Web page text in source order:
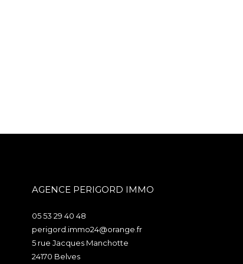
AGENCE PERIGORD IMMO
05 53 29 40 48
perigord.immo24@orange.fr
5 rue Jacques Manchotte
24170
belves